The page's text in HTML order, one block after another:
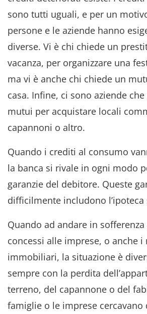
sono tutti uguali, e per un
persone e le aziende hanno
diverse. Vi è chi chiede un
vacanza, per organizzare una
ma vi è anche chi chiede un
casa. Infine, ci sono aziende
mutui per acquistare locali
capannoni o altro.
Quando i crediti al consumo
la banca si rivale in ogni modo
garanzie del debitore. Queste
difficilmente includono
Quando ad andare in
concessi alle imprese, o anche i
immobiliari, la situazione è
sempre con la perdita
terreno, del capannone o del
famiglie o le imprese cercavano